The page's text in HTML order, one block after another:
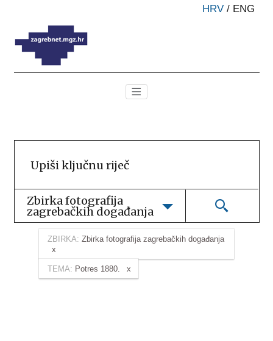
HRV / ENG
Zbirka fotografija
zagrebačkih događanja
ZBIRKA: Zbirka fotografija zagrebačkih događanja
TEMA: Potres 1880.